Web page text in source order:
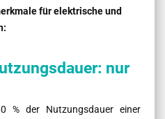
für elektrische und
nur
% der Nutzungsdauer einer